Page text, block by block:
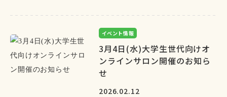
イベント情報
3月4日(水)大学生世代向けオ
ンラインサロン開催のお知ら
せ
2026.02.12